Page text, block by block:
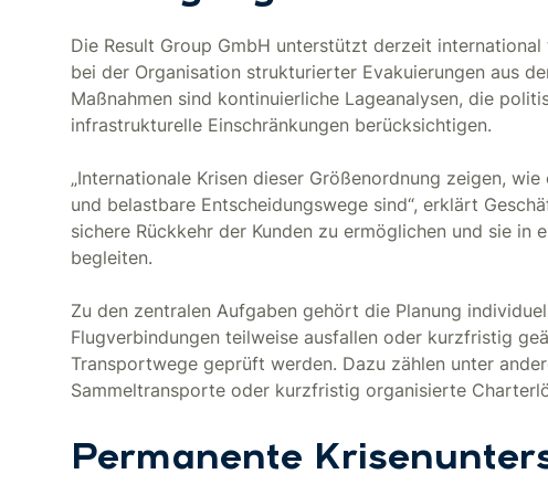
Die Result Group GmbH unterstützt derzeit
bei der Organisation strukturierter Evakuierungen aus
Maßnahmen sind kontinuierliche Lageanalysen, die
infrastrukturelle Einschränkungen berücksichtigen.
„Internationale Krisen dieser Größenordnung zeigen,
und belastbare Entscheidungswege sind“, erklärt
sichere Rückkehr der Kunden zu ermöglichen und sie
begleiten.
Zu den zentralen Aufgaben gehört die Planung
Flugverbindungen teilweise ausfallen oder kurzfristig
Transportwege geprüft werden. Dazu zählen unter
Sammeltransporte oder kurzfristig organisierte
Permanente